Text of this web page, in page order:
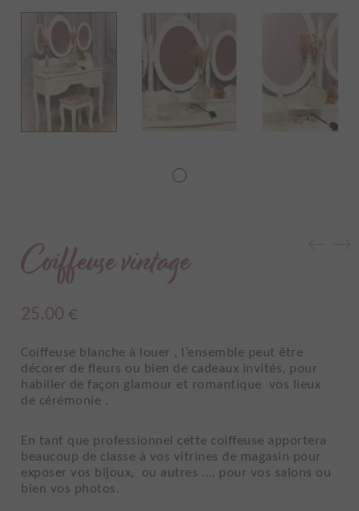
Coiffeuse vintage
25.00 €
Coiffeuse blanche à louer , l’ensemble peut être
décorer de fleurs ou bien de cadeaux invités, pour
habiller de façon glamour et romantique vos lieux
de cérémonie .
En tant que professionnel cette coiffeuse apportera
beaucoup de classe à vos vitrines de magasin pour
exposer vos bijoux, ou autres …, pour vos salons ou
bien vos photos.